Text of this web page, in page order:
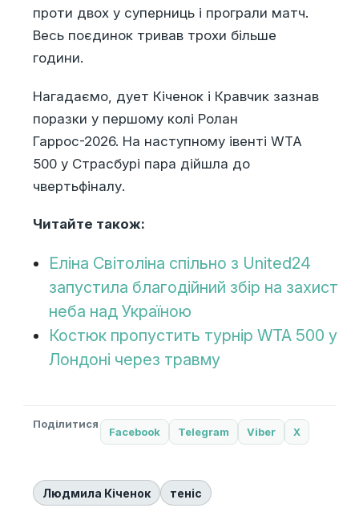
проти двох у суперниць і програли матч.
Весь поєдинок тривав трохи більше
години.
Нагадаємо, дует Кіченок і Кравчик зазнав
поразки у першому колі Ролан
Гаррос-2026. На наступному івенті WTA
500 у Страсбурі пара дійшла до
чвертьфіналу.
Читайте також:
Еліна Світоліна спільно з United24
запустила благодійний збір на захист
неба над Україною
Костюк пропустить турнір WTA 500 у
Лондоні через травму
Поділитися
Facebook Telegram Viber X
Людмила Кіченок теніс